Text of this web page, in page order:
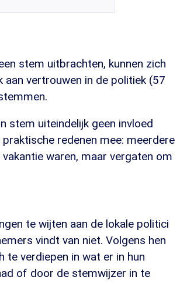
stem uitbrachten, kunnen zich
aan vertrouwen in de politiek (57
stem uiteindelijk geen invloed
redenen mee: meerdere
waren, maar vergaten om
te wijten aan de lokale politici
vindt van niet. Volgens hen
te verdiepen in wat er in hun
of door de stemwijzer in te